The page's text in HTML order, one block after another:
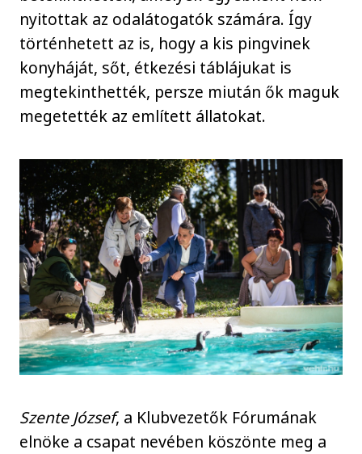
nyitottak az odalátogatók számára. Így
történhetett az is, hogy a kis pingvinek
konyháját, sőt, étkezési táblájukat is
megtekinthették, persze miután ők maguk
megetették az említett állatokat.
Szente József, a Klubvezetők Fórumának
elnöke a csapat nevében köszönte meg a